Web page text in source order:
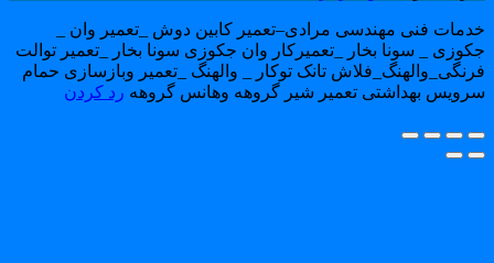
فنی مهندسی مرادی–تعمیر کابین دوش _تعمیر وان _
_ سونا بخار _تعمیرکار وان جکوزی سونا بخار _تعمیر توالت
تانک توکار _ والهنگ _تعمیر وبازسازی حمام
بهداشتی تعمیر شیر گروهه وهانس گروههرد کردن